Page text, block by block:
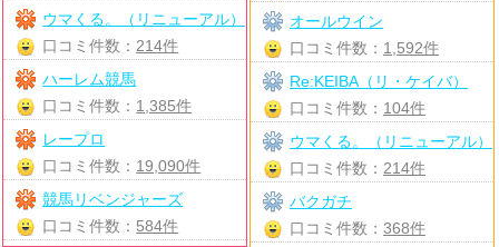
ウマくる。（リニューアル）
口コミ件数： 214件
ハーレム競馬
口コミ件数： 1,385件
レープロ
口コミ件数： 19,090件
競馬リベンジャーズ
口コミ件数： 584件
オールウイン
口コミ件数： 1,592件
Re:KEIBA（リ・ケイバ）
口コミ件数： 104件
ウマくる。（リニューアル）
口コミ件数： 214件
バクガチ
口コミ件数： 368件